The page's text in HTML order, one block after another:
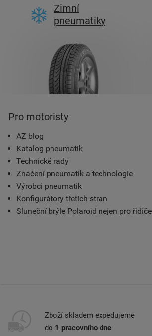
Zimní
pneumatiky
Pro motoristy
AZ blog
Katalog pneumatik
Technické rady
Značení pneumatik a technologie
Výrobci pneumatik
Konfigurátory třetích stran
Sluneční brýle Polaroid nejen pro řidiče
Zboží skladem expedujeme
do 1 pracovního dne